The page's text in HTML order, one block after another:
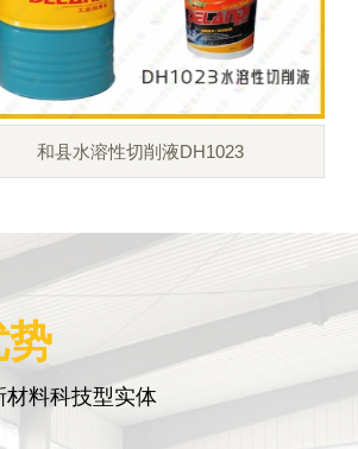
和县水溶性切削液DH1023
势
料科技型实体